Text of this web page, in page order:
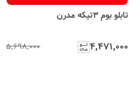
تابلو بوم ۳تیکه مدرن
۴٬۴۷۱٬۰۰۰ ۵٬۶۹۸٬۰۰۰